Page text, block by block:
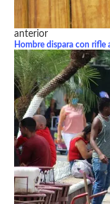
anterior
Hombre dispara con rifle